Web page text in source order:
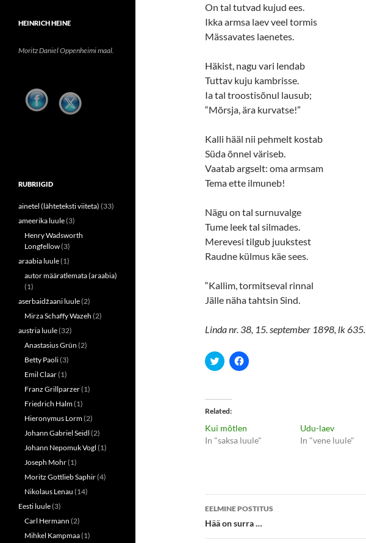
On tal tutvad kujud ees.
Ikka armsa laev veel tormis
Mässavates laenetes.
Häkist, nagu vari lendab
Tuttav kuju kambrisse.
Ia tal troostisõnul lausub;
“Mõrsja, ära kurvatse!”
Kalli hääl nii pehmelt kostab
Süda õnnel väriseb.
Vaatab argselt: oma armsam
Tema ette ilmuneb!
Nägu on tal surnuvalge
Tume leek tal silmades.
Merevesi tilgub juukstest
Raudne külmus käe sees.
“Kallim, tormitseval rinnal
Jälle näha tahtsin Sind.
Linda nr. 38, 15. september 1898, lk 635.
C
l
t
o
s
a
r
e
t
e
(
C
l
a
r
e
e
o
k
Related
Kui mõtlen
In "saksa luule"
Udu-laev
In "vene luule"
Postituste
töölaud
EELMINE POSTITUS
Hää on surra …
HEINRICH HEINE
Moritz Daniel Oppenheimi maal.
RUBRIIGID
ainetel (lähteteksti viiteta) (33)
ameerika luule(3)
Henry Wadsworth
Longfellow(3)
araabia luule(1)
autor määratlemata (araabia)
(1)
aserbaidžaani luule(2)
Mirza Schaffy Wazeh (2)
austria luule(32)
Anastasius Grün (2)
Betty Paoli(3)
Emil Claar(1)
Franz Grillparzer(1)
Friedrich Halm(1)
Hieronymus Lorm(2)
Johann Gabriel Seidl (2)
Johann Nepomuk Vogl (1)
Joseph Mohr(1)
Moritz Gottlieb Saphir(4)
Nikolaus Lenau (14)
Eesti luule(3)
Carl Hermann (2)
Mihkel Kampmaa(1)